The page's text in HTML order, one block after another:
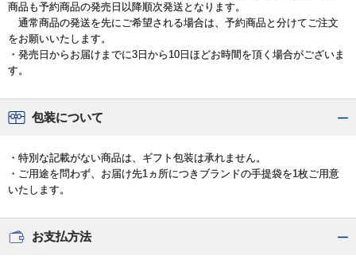
商品も予約商品の発売日以降順次発送となります。
通常商品の発送を先にご希望される場合は、予約商品と分けてご注文
をお願いいたします。
・発売日からお届けまでに3日から10日ほどお時間を頂く場合がございま
す。
包装について
・特別な記載がない商品は、ギフト包装は承れません。
・ご用途を問わず、お届け先1ヵ所につきブランドの手提袋を1枚ご用意
いたします。
お支払方法